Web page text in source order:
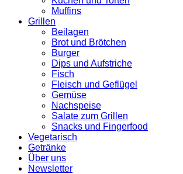
Muffins
Grillen
Beilagen
Brot und Brötchen
Burger
Dips und Aufstriche
Fisch
Fleisch und Geflügel
Gemüse
Nachspeise
Salate zum Grillen
Snacks und Fingerfood
Vegetarisch
Getränke
Über uns
Newsletter